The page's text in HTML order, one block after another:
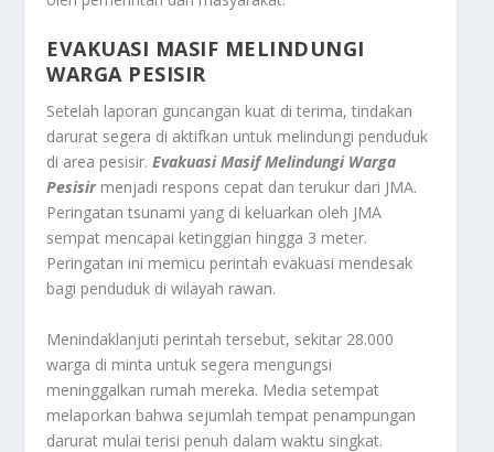
EVAKUASI MASIF MELINDUNGI
WARGA PESISIR
Setelah laporan guncangan kuat di terima, tindakan
darurat segera di aktifkan untuk melindungi penduduk
di area pesisir.Evakuasi Masif Melindungi Warga
Pesisirmenjadi respons cepat dan terukur dari JMA.
Peringatan tsunami yang di keluarkan oleh JMA
sempat mencapai ketinggian hingga 3 meter.
Peringatan ini memicu perintah evakuasi mendesak
bagi penduduk di wilayah rawan.
Menindaklanjuti perintah tersebut, sekitar 28.000
warga di minta untuk segera mengungsi
meninggalkan rumah mereka. Media setempat
melaporkan bahwa sejumlah tempat penampungan
darurat mulai terisi penuh dalam waktu singkat.